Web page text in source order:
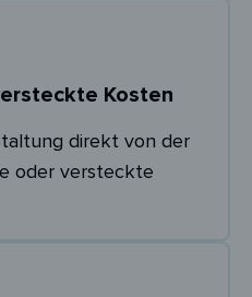
Kosten
direkt von der
oder versteckte